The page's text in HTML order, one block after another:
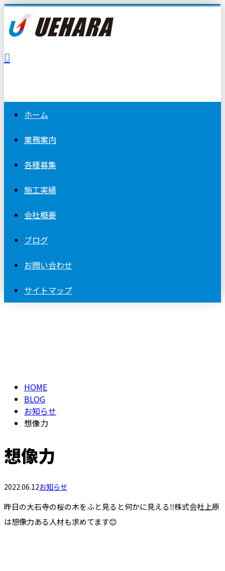
ホーム
業務案内
各種募集
施工実績
会社概要
ブログ
お問い合わせ
サイトマップ
HOME
BLOG
お知らせ
想像力
想像力
2022.06.12お知らせ
昨日の大石寺の桜の木をふと見ると何かに見える‼️株式会社上原
は想像力ある人材も求めてます😊